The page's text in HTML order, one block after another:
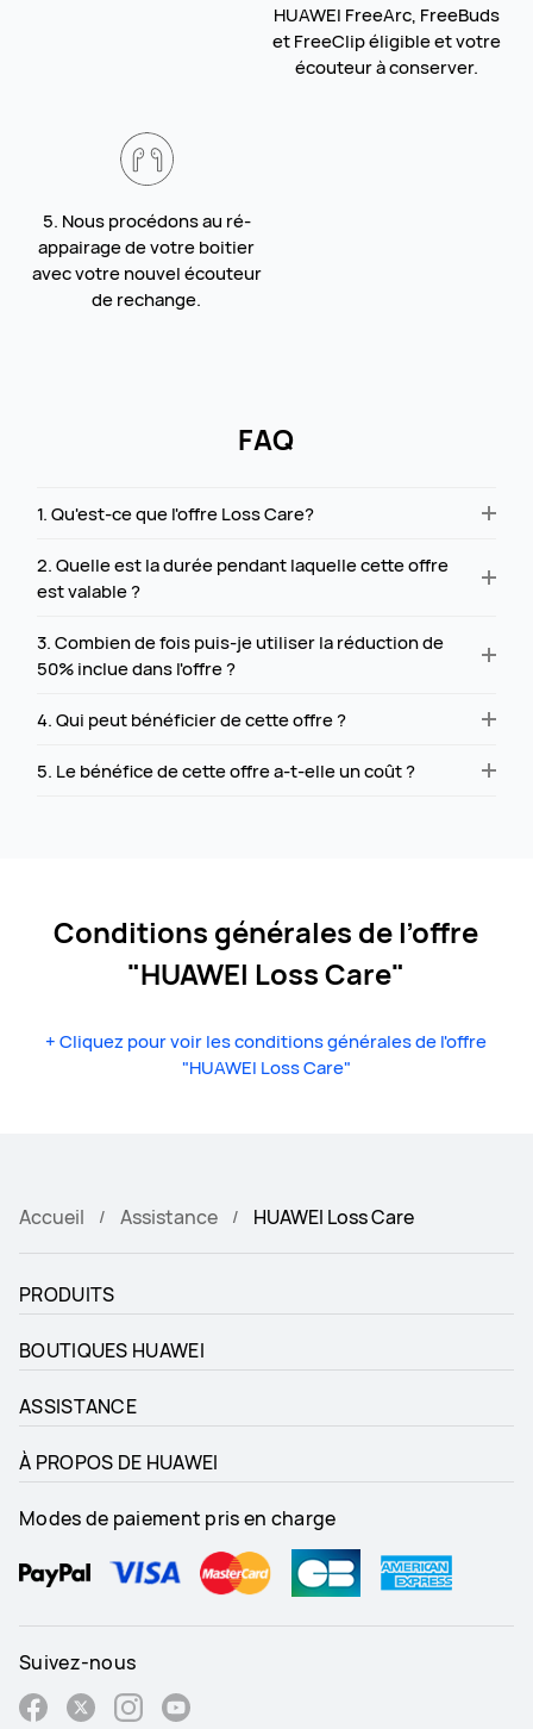
HUAWEI FreeArc, FreeBuds
et FreeClip éligible et votre
écouteur à conserver.
5. Nous procédons au ré-
appairage de votre boitier
avec votre nouvel écouteur
de rechange.
FAQ
1. Qu'est-ce que l'offre Loss Care?
2. Quelle est la durée pendant laquelle cette offre
est valable ?
3. Combien de fois puis-je utiliser la réduction de
50% inclue dans l'offre ?
4. Qui peut bénéficier de cette offre ?
5. Le bénéfice de cette offre a-t-elle un coût ?
Conditions générales de l’offre
"HUAWEI Loss Care"
+ Cliquez pour voir les conditions générales de l'offre
"HUAWEI Loss Care"
Accueil Assistance HUAWEI Loss Care
PRODUITS
BOUTIQUES HUAWEI
ASSISTANCE
À PROPOS DE HUAWEI
Modes de paiement pris en charge
Suivez-nous